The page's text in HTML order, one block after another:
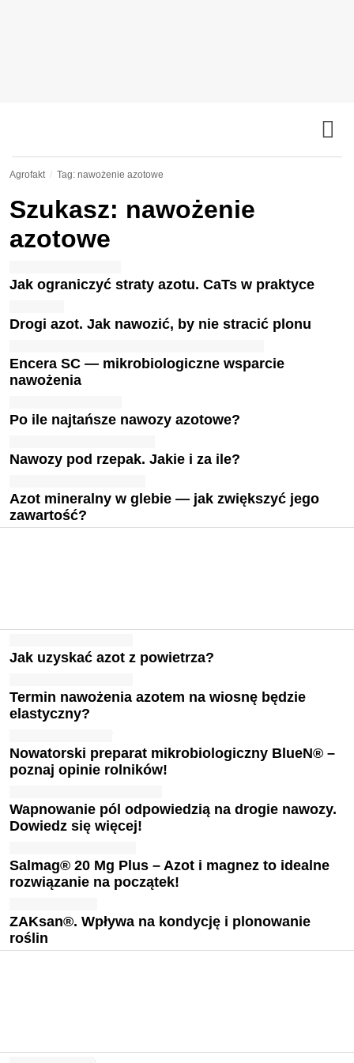
Agrofakt Tag: nawożenie azotowe
Szukasz: nawożenie
azotowe
Jak ograniczyć straty azotu. CaTs w praktyce
Drogi azot. Jak nawozić, by nie stracić plonu
Encera SC — mikrobiologiczne wsparcie
nawożenia
Po ile najtańsze nawozy azotowe?
Nawozy pod rzepak. Jakie i za ile?
Azot mineralny w glebie — jak zwiększyć jego
zawartość?
Jak uzyskać azot z powietrza?
Termin nawożenia azotem na wiosnę będzie
elastyczny?
Nowatorski preparat mikrobiologiczny BlueN® –
poznaj opinie rolników!
Wapnowanie pól odpowiedzią na drogie nawozy.
Dowiedz się więcej!
Salmag® 20 Mg Plus – Azot i magnez to idealne
rozwiązanie na początek!
ZAKsan®. Wpływa na kondycję i plonowanie
roślin